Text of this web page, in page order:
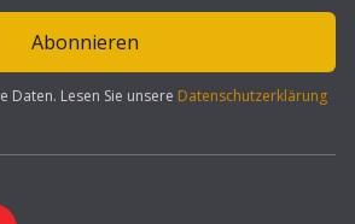
Abonnieren
Daten. Lesen Sie unsere Datenschutzerklärung